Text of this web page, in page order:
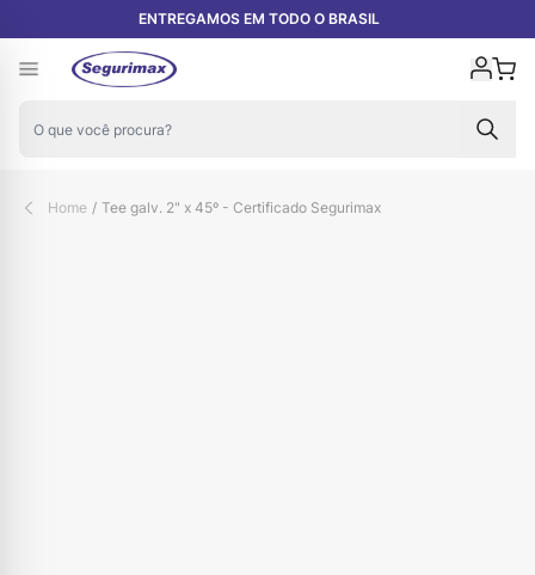
Pular para o conteúdoENTREGAMOS EM TODO O BRASIL
Home / Tee galv. 2" x 45º - Certificado Segurimax